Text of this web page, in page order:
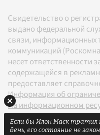
Свидетельство о
выдано федеральной
связи, информационных
коммуникаций
несет ответственности
содержащейся в
предоставляет
Информация об
На информационном
рекомендательные
Правилами
Если бы Илон Маск тратил
день, его состояние не